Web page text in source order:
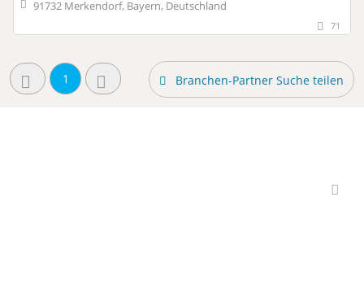
91732 Merkendorf, Bayern, Deutschland
71
1 Branchen-Partner Suche teilen